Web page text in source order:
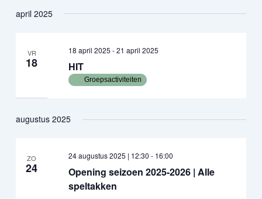
april 2025
VR
18 HIT
18 april 2025 -21 april 2025
Groepsactiviteiten
augustus 2025
ZO
24
Opening seizoen 2025-2026 | Alle
speltakken
24 augustus 2025 | 12:30 - 16:00